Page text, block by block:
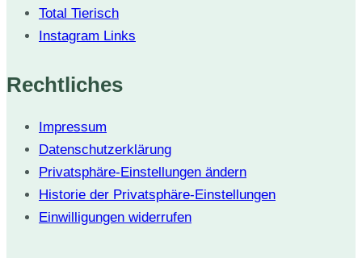
Total Tierisch
Instagram Links
Rechtliches
Impressum
Datenschutzerklärung
Privatsphäre-Einstellungen ändern
Historie der Privatsphäre-Einstellungen
Einwilligungen widerrufen